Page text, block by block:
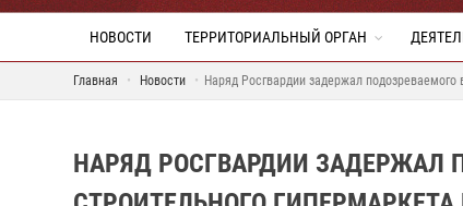
НОВОСТИ ТЕРРИТОРИАЛЬНЫЙ ОРГАН
Главная Новости Наряд Росгвардии задержал подозреваемого
НАРЯД РОСГВАРДИИ ЗАДЕРЖАЛ